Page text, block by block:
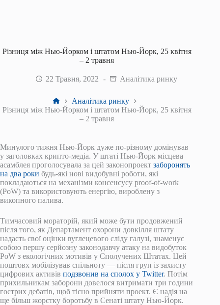
Різниця між Нью-Йорком і штатом Нью-Йорк, 25 квітня
– 2 травня
22 Травня, 2022 Аналітика ринку
Головна
Аналітика ринку
Різниця між Нью-Йорком і штатом Нью-Йорк, 25 квітня
– 2 травня
Минулого тижня Нью-Йорк дуже по-різному домінував
у заголовках крипто-медіа. У штаті Нью-Йорк місцева
асамблея проголосувала за цей законопроект заборонять
на два роки будь-які нові видобувні роботи, які
покладаються на механізми консенсусу proof-of-work
(PoW) та використовують енергію, вироблену з
викопного палива.
Тимчасовий мораторій, який може бути продовжений
після того, як Департамент охорони довкілля штату
надасть свої оцінки вуглецевого сліду галузі, знаменує
собою першу серйозну законодавчу атаку на видобуток
PoW з екологічних мотивів у Сполучених Штатах. Цей
поштовх мобілізував спільноту — після груп із захисту
цифрових активів подзвонив на сполох у Twitter. Потім
прихильникам заборони довелося витримати три години
гострих дебатів, щоб тісно прийняти проект. Є надія на
ще більш жорстку боротьбу в Сенаті штату Нью-Йорк.